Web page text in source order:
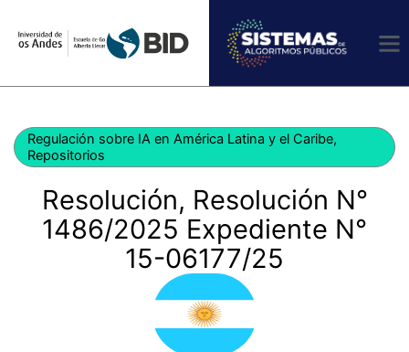
Regulación sobre IA en América Latina y el Caribe,
Repositorios
Resolución, Resolución N°
1486/2025 Expediente N°
15-06177/25